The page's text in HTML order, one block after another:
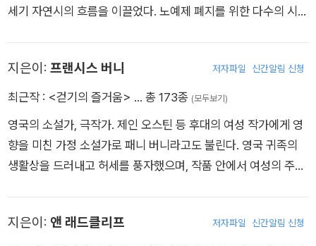
다. 때로 감상주의적이라고 오해받기까지 한 그의 예민한 감성은
게서 지탄받는 상황에 봉착하게 만든다. 이로 인해 루소는 말년에
지극히 고독한 상태가 된다. 이에 그의 자아 천착 성향에 더해져
도록 이끈다. 《고독한 산책자의 몽상》을 쓰면서 자신의 정체성에
관해 명상하지만 집필을 끝내지 못하고 결국 1778년 7월 2일 죽
는다. 그의 최대의 문학적 걸작으로 일컬어지는 《참회록》과 《루
세기 자연시의 흐름을 이끌었다. 노예제 폐지를 위한 다수의 시를
지은이: 프랜시스 버니 저자파일 신간알림 신청
최근작 : <걷기의 즐거움> … 총 173종 (모두보기)
영국의 소설가, 극작가. 제인 오스틴 등 후대의 여성 작가에게 영
향을 미친 가정 소설가로 패니 버니라고도 불린다. 영국 귀족의
생활상을 드러내고 허세를 풍자했으며, 작품 안에서 여성의 주체
지은이: 앤 래드클리프 저자파일 신간알림 신청